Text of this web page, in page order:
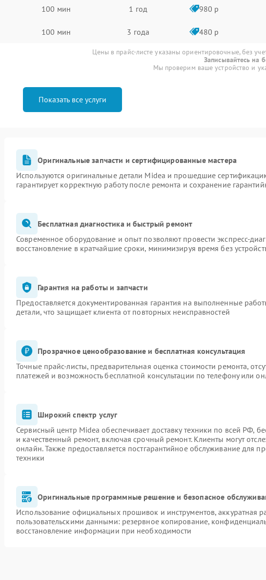
100 мин 1 год 980 р
100 мин 3 года 480 р
Цены в прайс-листе указаны ориентировочные, без
Записывайтесь на
Мы проверим ваше устройство и
Показать все услуги
Оригинальные запчасти и сертифицированные мастера
Используются оригинальные детали Midea и прошедшие
гарантирует корректную работу после ремонта и сохранение
Бесплатная диагностика и быстрый ремонт
Современное оборудование и опыт позволяют провести экспресс-
восстановление в кратчайшие сроки, минимизируя время без
Гарантия на работы и запчасти
Предоставляется документированная гарантия на выполненные
детали, что защищает клиента от повторных неисправностей
Прозрачное ценообразование и бесплатная консультация
Точные прайс-листы, предварительная оценка стоимости ремонта,
платежей и возможность бесплатной консультации по телефону или
Широкий спектр услуг
Сервисный центр Midea обеспечивает доставку техники по всей РФ,
и качественный ремонт, включая срочный ремонт. Клиенты могут
онлайн. Также предоставляется постгарантийное обслуживание для
техники
Оригинальные программные решение и безопасное
Использование официальных прошивок и инструментов, аккуратная
пользовательскими данными: резервное копирование,
восстановление информации при необходимости